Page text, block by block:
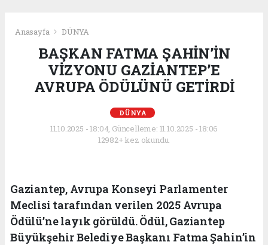
Anasayfa DÜNYA
BAŞKAN FATMA ŞAHİN’İN
VİZYONU GAZİANTEP’E
AVRUPA ÖDÜLÜNÜ GETİRDİ
DÜNYA
11.10.2025 - 18:04, Güncelleme: 11.10.2025 - 18:06
12982+ kez okundu.
Gaziantep, Avrupa Konseyi Parlamenter
Meclisi tarafından verilen 2025 Avrupa
Ödülü’ne layık görüldü. Ödül, Gaziantep
Büyükşehir Belediye Başkanı Fatma Şahin’in